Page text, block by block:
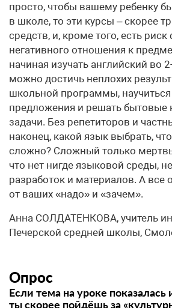
просто, чтобы вашему ребенку
в школе, то эти курсы – скорее
средств, и, кроме того, есть
негативного отношения к
начиная изучать английский во
можно достичь неплохих
школьной программы,
предложения и решать бытовые
задачи. Без репетиторов и
наконец, какой язык выбрать,
сложно? Сложный только
что нет нигде языковой среды,
разработок и материалов. А все
от ваших «надо» и «зачем».
Анна СОЛДАТЕНКОВА, учитель
Печерской средней школы,
Опрос
Если тема на уроке показалась
ты скорее пойдёшь за